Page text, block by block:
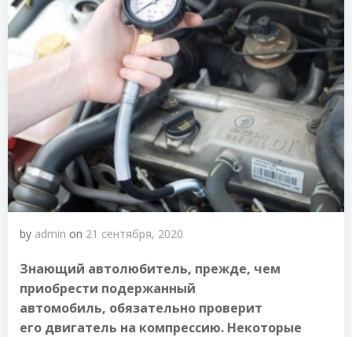
by admin on 21 сентября, 2020
Знающий автолюбитель, прежде, чем
приобрести подержанный
автомобиль, обязательно проверит
его двигатель на компрессию. Некоторые